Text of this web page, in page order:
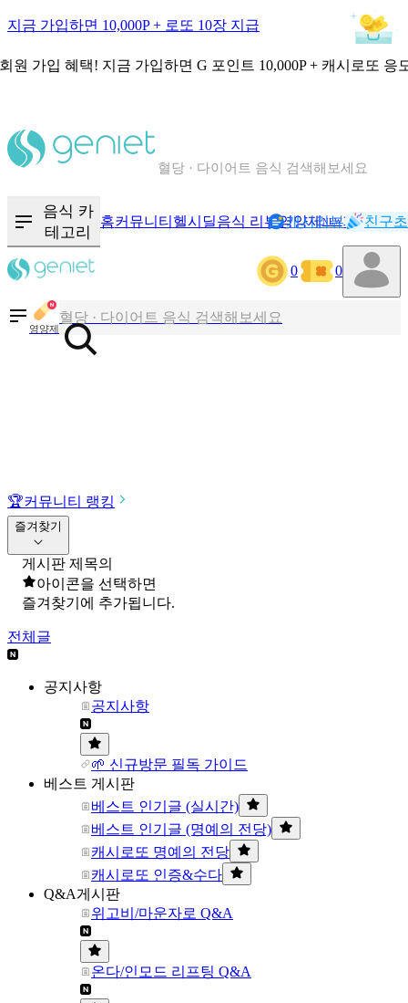
지금 가입하면 10,000P + 로또 10장 지급
원 가입 혜택! 지금 가입하면 G 포인트 10,000P + 캐시로또 응
혈당 · 다이어트 음식 검색해보세요
음식 카
테고리
홈커뮤니티 헬시딜음식 리뷰영양제NEW기록
캐시리뷰 친구
0 0
영양제
칼로리와 영양성분을 검색해보세요
혈당 · 다이어트 음식 검색해보세요
음식 · 영양제 리뷰를 찾아보세요
🏆커뮤니티 랭킹
즐겨찾기
게시판 제목의
아이콘을 선택하면
즐겨찾기에 추가됩니다.
전체글
공지사항
공지사항
🌱 신규방문 필독 가이드
베스트 게시판
베스트 인기글 (실시간)
베스트 인기글 (명예의 전당)
캐시로또 명예의 전당
캐시로또 인증&수다
Q&A게시판
위고비/마운자로 Q&A
온다/인모드 리프팅 Q&A